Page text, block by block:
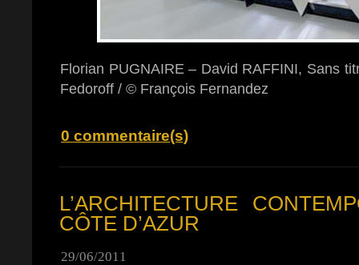
Florian PUGNAIRE – David RAFFINI, Sans
Fedoroff / © François Fernandez
0 commentaire(s)
L’ARCHITECTURE
CÔTE D’AZUR
29/06/2011